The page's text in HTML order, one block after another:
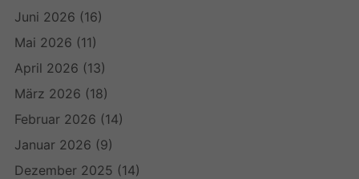
Juni 2026 (16)
Mai 2026 (11)
April 2026 (13)
März 2026 (18)
Februar 2026 (14)
Januar 2026 (9)
Dezember 2025 (14)